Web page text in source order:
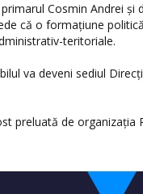
Cosmin Andrei și
că o formațiune
teritoriale.
va deveni sediul
preluată de organizația